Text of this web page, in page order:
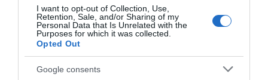
I want to opt-out of Collection, Use,
Retention, Sale, and/or Sharing of my
Personal Data that Is Unrelated with the
Purposes for which it was collected.
Opted Out
Google consents
νόμου
Στις 9.00 π.μ., έξω από το Συμβούλιο της Επικρατείας